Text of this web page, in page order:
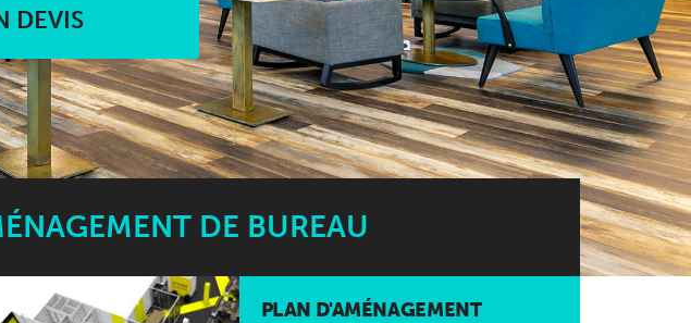
DEVIS
DE BUREAU
PLAN D'AMÉNAGEMENT